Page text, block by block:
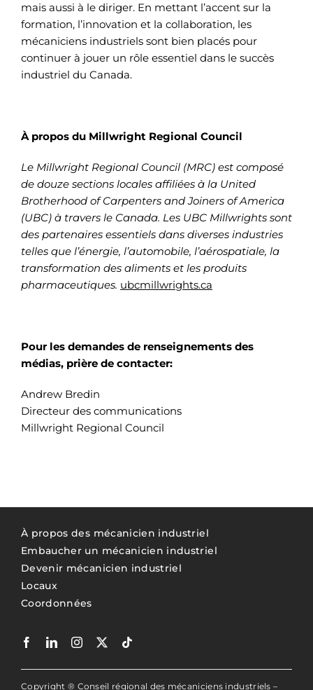
mais aussi à le diriger. En mettant l’accent sur la
formation, l’innovation et la collaboration, les
mécaniciens industriels sont bien placés pour
continuer à jouer un rôle essentiel dans le succès
industriel du Canada.
À propos du Millwright Regional Council
Le Millwright Regional Council (MRC) est composé
de douze sections locales affiliées à la United
Brotherhood of Carpenters and Joiners of America
(UBC) à travers le Canada. Les UBC Millwrights sont
des partenaires essentiels dans diverses industries
telles que l’énergie, l’automobile, l’aérospatiale, la
transformation des aliments et les produits
pharmaceutiques. ubcmillwrights.ca
Pour les demandes de renseignements des
médias, prière de contacter:
Andrew Bredin
Directeur des communications
Millwright Regional Council
À propos des mécanicien industriel
Embaucher un mécanicien industriel
Devenir mécanicien industriel
Locaux
Coordonnées
Copyright ® Conseil régional des mécaniciens industriels –